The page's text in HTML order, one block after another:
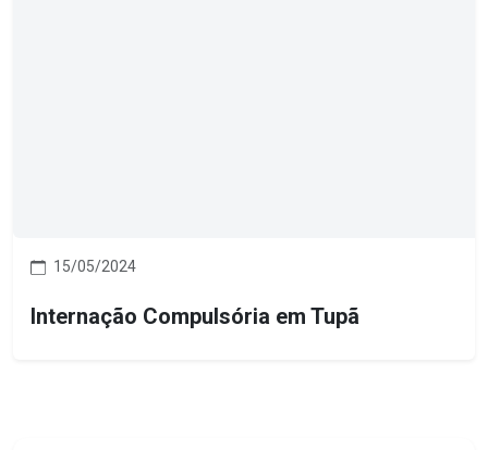
15/05/2024
Internação Compulsória em Tupã